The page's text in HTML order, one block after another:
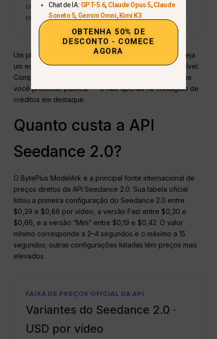
compare o limite de crédito atual e o número
previsto de tentativas antes de escolher um plano.
Um plano mensal é a melhor opção quando você deseja
um editor visual, controle manual e faturamento previsível.
Compare os planos com base no número de clipes que
você pretende publicar — e não apenas na contagem de
créditos em destaque.
Quanto custa a API
Seedance 2.0?
O BytePlus ModelArk é a principal fonte internacional de
preços diretos da API Seedance 2.0. Sua tabela oficial
listou a primeira configuração do Seedance 2.0 entre
$0,39 e $0,86 por vídeo, a versão Fast entre $0,30 e
$0,66, e a versão “Mini” entre $0,19 e $0,42. O valor
mínimo corresponde a 2–4 segundos e o máximo a 15
segundos; outras configurações listadas têm preços mais
elevados.
FAIXA DE PREÇOS OFICIAL DA API
Variantes do Seedance 2.0 ·
USD por vídeo
Chat de IA: GPT-5.6, Claude Opus 5,Claude
Soneto 5, Gemini Omni, Kimi K3
OBTENHA 50% DE
DESCONTO - COMECE
AGORA